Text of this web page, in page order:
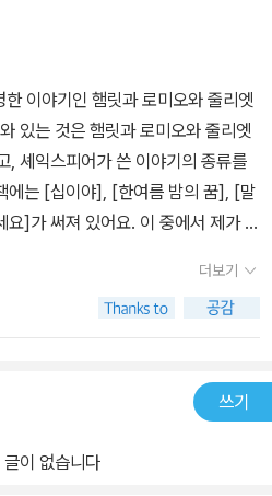
동을 그린 작품이다. 네 남녀가 싫어
상대를 싫어하게 되는 아이러니한
어리석음을 대변한다. 「말괄량이
린느를 순종적인 아내로 바꾸기 위한
지는데, 이기적인 아내를 훈육하기
트루키오의 모습이 폭소를 자아낸
인 로잘린드와 셀리아가 진정한 연인
연인 로잘린드를 상대로 사랑 고백
만적인 사랑에 대한 우스꽝스러운 풍
헤어지게 된 쌍둥이 남매가 우여곡절
여 준다. 이처럼 셰익스피어의 5대
의 마음속에 자리한 모순, 사회의 불
과 긍정적인 마음가짐이 지금의 고민
이야기인 햄릿과 로미오와 줄리엣
있는 것은 햄릿과 로미오와 줄리엣
, 셰익스피어가 쓴 이야기의 종류를
에는 [십이야], [한여름 밤의 꿈], [말
]가 써져 있어요. 이 중에서 제가 깜
구로부터 포셔에게 청혼하기 위한
를 담보로 해 유대인 고리대금업자
지 못하면 자기의 살 일 파운드를 제
것을 선택하게 하였다. 바사니오는
처하게 되지만 남장을 한 포셔가 베
더보기
쓰기
글이 없습니다